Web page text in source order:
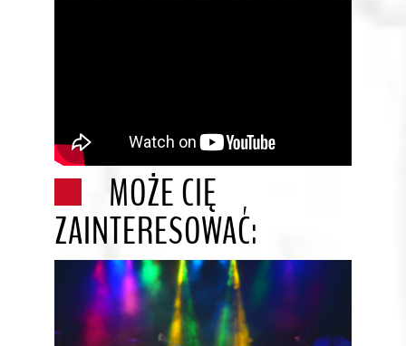
MOŻE CIĘ
ZAINTERESOWAĆ: